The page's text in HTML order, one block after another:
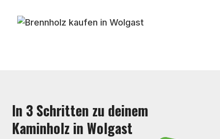
In 3 Schritten zu deinem
Kaminholz in Wolgast